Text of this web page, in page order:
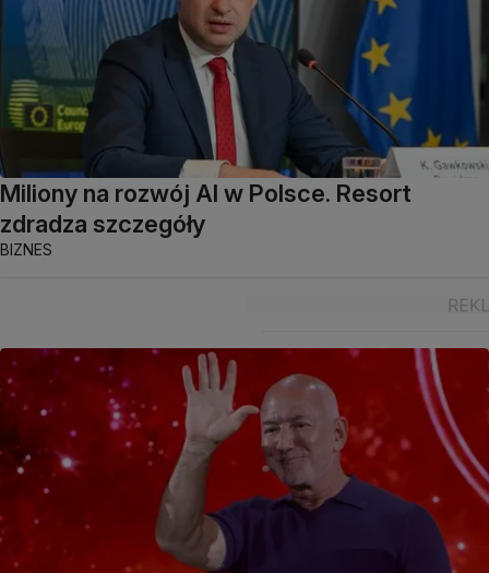
Miliony na rozwój AI w Polsce. Resort
zdradza szczegóły
BIZNES